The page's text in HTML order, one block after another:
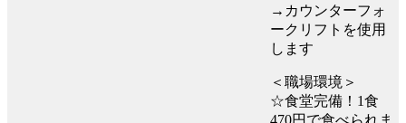
→カウンターフォ
ークリフトを使用
します
＜職場環境＞
☆食堂完備！1食
470円で食べられま